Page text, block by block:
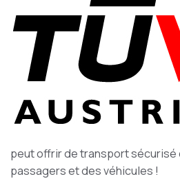
peut offrir de transport
passagers et des véhicules !